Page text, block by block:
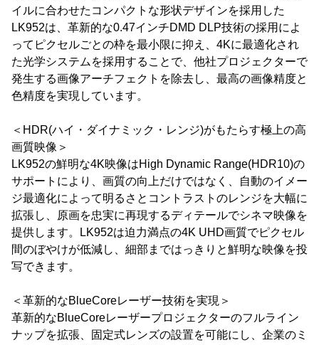
イルに合わせたコンパクトな形状デザインを採用した
LK952は、革新的な0.47インチDMD DLP技術の採用によ
ってピクセルごとの枠を最小限に抑え、4Kに最適化され
た光学システムを採用することで、他社プロジェクターで
発生する画像アーチフェクトを除去し、最高の画像精度と
色精度を実現しています。
＜HDR(ハイ・ダイナミック・レンジ)がもたらす極上の高
画質映像＞
LK952の鮮明な4K映像はHigh Dynamic Range(HDR10)の
サポートにより、画質の向上だけではなく、自動のイメー
ジ最適化によって明るさとコントラストのレンジを大幅に
拡張し、原画を忠実に再現するディテールでシネマ映像を
提供します。LK952は迫力満点の4K UHD画質でピクセル
間のぼやけが低減し、細部まではっきりと鮮明な映像を投
写できます。
＜革新的なBlueCoreレーザー技術を実現＞
革新的なBlueCoreレーザープロジェクターのフルライン
ナップを拡張、固定式レンズの設置を可能にし、企業のミ